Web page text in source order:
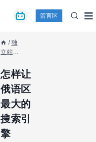
留言区
/ 独
立站教
Shopify
独立站
/ 怎样
让俄语
区最大
的搜索
引擎
Yandex
怎样让
俄语区
最大的
搜索引
擎